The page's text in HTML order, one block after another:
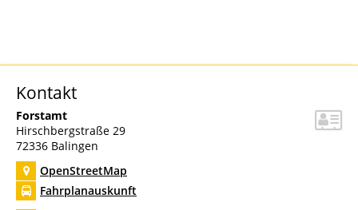
Kontakt
Forstamt
Hirschbergstraße 29
72336 Balingen
OpenStreetMap
Fahrplanauskunft